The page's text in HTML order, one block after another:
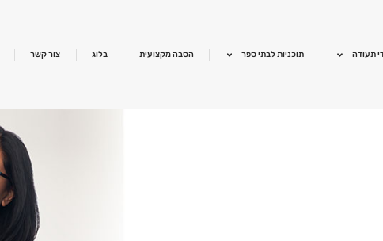
תעודה תוכניות לבתי ספר הסבה מקצועית בלוג צור קשר